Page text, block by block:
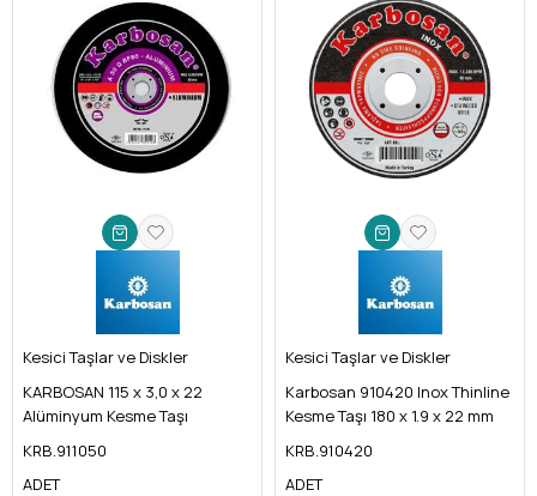
Kesici Taşlar ve Diskler
KARBOSAN 115 x 3,0 x 22
Alüminyum Kesme Taşı
KRB.911050
ADET
Kesici Taşlar ve Diskler
Karbosan 910420 Inox Thinline
Kesme Taşı 180 x 1.9 x 22 mm
KRB.910420
ADET